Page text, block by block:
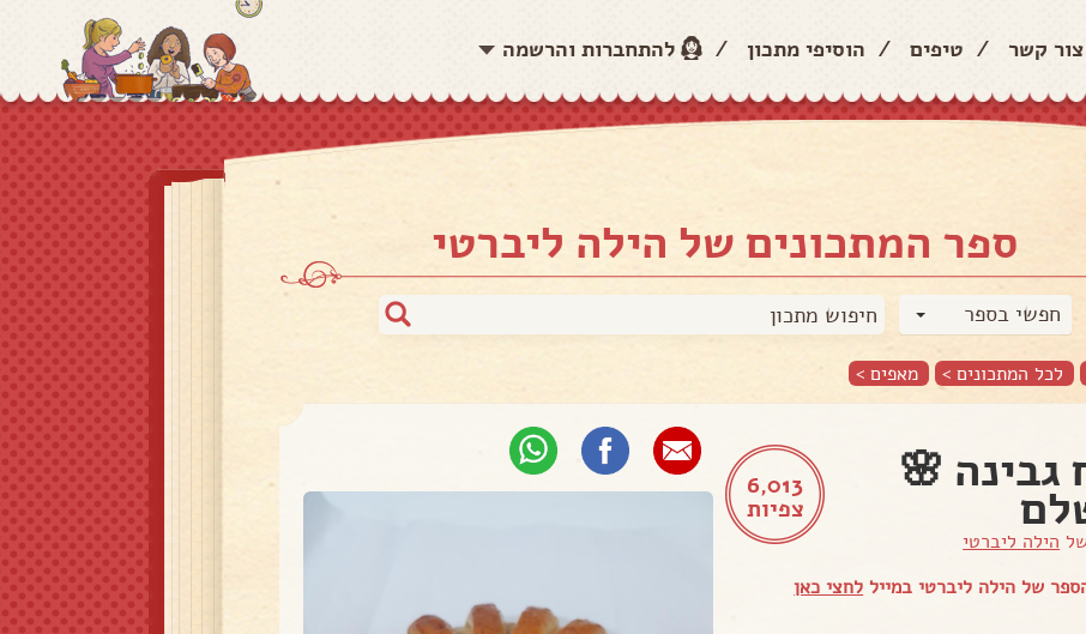
צור קשר / טיפים / הוסיפי מתכון / להתחברות והרשמה
ספר המתכונים של הילה ליברטי
חפשי בספר
לכל המתכונים > מאפים >
6,013
צפיות
גבינה 🌸
הילה ליברטי
של הילה ליברטי במייל לחצי כאן